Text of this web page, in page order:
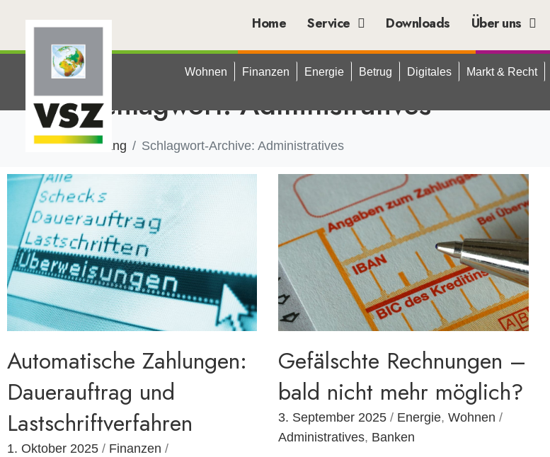
Home Service Downloads Über uns
Wohnen Finanzen Energie Betrug Digitales Markt & Recht
Schlagwort:Administratives
Anfang Schlagwort-Archive: Administratives
Automatische Zahlungen:
Dauerauftrag und
Lastschriftverfahren
1. Oktober 2025 / Finanzen /
Gefälschte Rechnungen –
bald nicht mehr möglich?
3. September 2025 / Energie,Wohnen /
Administratives, Banken